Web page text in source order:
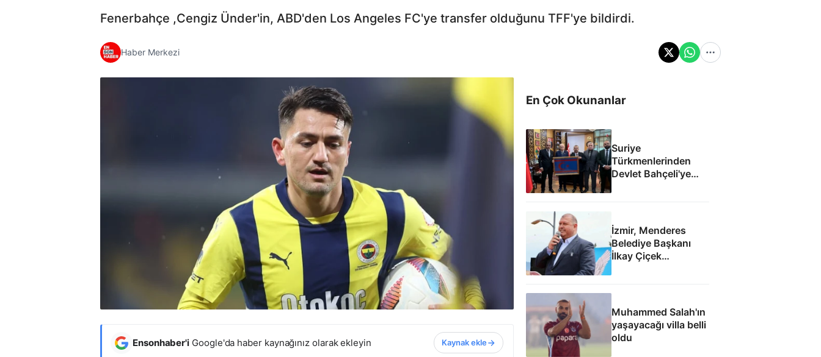
Fenerbahçe ,Cengiz Ünder'in, ABD'den Los Angeles FC'ye transfer olduğunu TFF'ye bildirdi.
Haber Merkezi
Ensonhaber'i Google'da haber kaynağınız olarak ekleyin Kaynak ekle
En Çok Okunanlar
Suriye
Türkmenlerinden
Devlet Bahçeli'ye
İzmir, Menderes
Belediye Başkanı
İlkay Çiçek
Muhammed Salah'ın
yaşayacağı villa belli
oldu